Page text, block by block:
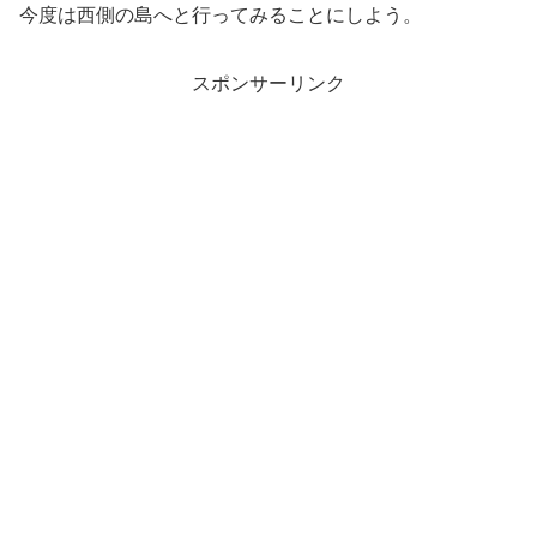
今度は西側の島へと行ってみることにしよう。
スポンサーリンク